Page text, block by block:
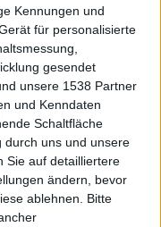
Kennungen und
für personalisierte
gesendet
unsere 1538 Partner
und Kenndaten
Schaltfläche
durch uns und unsere
Sie auf detailliertere
ändern, bevor
ablehnen.
Bitte